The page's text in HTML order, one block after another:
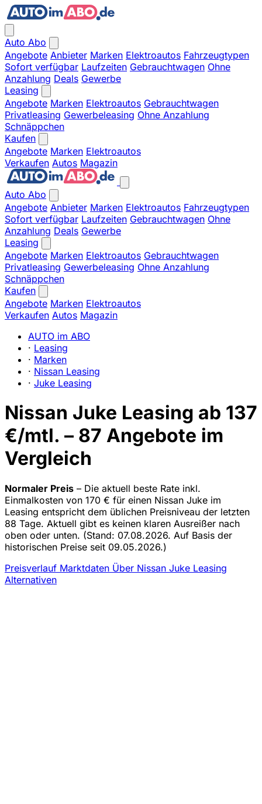
Auto Abo
Angebote Anbieter Marken Elektroautos Fahrzeugtypen
Sofort verfügbar Laufzeiten Gebrauchtwagen Ohne
Anzahlung Deals Gewerbe
Leasing
Angebote Marken Elektroautos Gebrauchtwagen
Privatleasing Gewerbeleasing Ohne Anzahlung
Schnäppchen
Kaufen
Angebote Marken Elektroautos
Verkaufen Autos Magazin
Auto Abo
Angebote Anbieter Marken Elektroautos Fahrzeugtypen
Sofort verfügbar Laufzeiten Gebrauchtwagen Ohne
Anzahlung Deals Gewerbe
Leasing
Angebote Marken Elektroautos Gebrauchtwagen
Privatleasing Gewerbeleasing Ohne Anzahlung
Schnäppchen
Kaufen
Angebote Marken Elektroautos
Verkaufen Autos Magazin
AUTO im ABO
· Leasing
· Marken
· Nissan Leasing
· Juke Leasing
Nissan Juke Leasing ab 137
€/mtl. – 87 Angebote im
Vergleich
Normaler Preis – Die aktuell beste Rate inkl.
Einmalkosten von 170 € für einen Nissan Juke im
Leasing entspricht dem üblichen Preisniveau der letzten
88 Tage. Aktuell gibt es keinen klaren Ausreißer nach
oben oder unten. (Stand: 07.08.2026. Auf Basis der
historischen Preise seit 09.05.2026.)
Preisverlauf Marktdaten Über Nissan Juke Leasing
Alternativen